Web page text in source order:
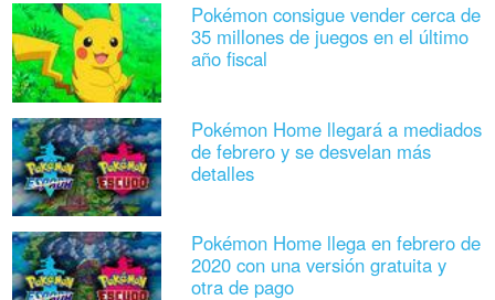
Pokémon consigue vender cerca de
35 millones de juegos en el último
año fiscal
Pokémon Home llegará a mediados
de febrero y se desvelan más
detalles
Pokémon Home llega en febrero de
2020 con una versión gratuita y
otra de pago